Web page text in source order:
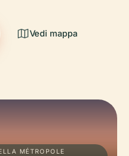
Vedi mappa
MÉTROPOLE